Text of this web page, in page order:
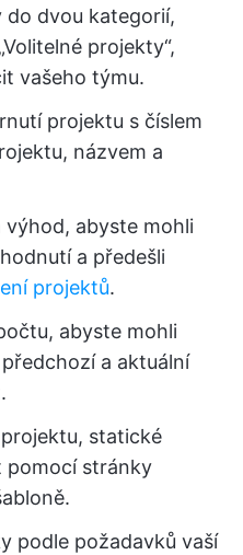
do dvou kategorií,
projekty“,
vašeho týmu.
projektu s číslem
názvem a
výhod, abyste mohli
a předešli
projektů.
abyste mohli
a aktuální
statické
pomocí stránky
podle požadavků vaší